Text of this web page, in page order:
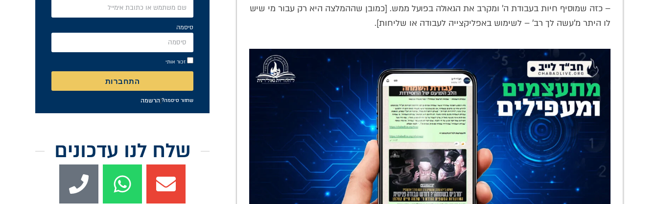
– כזה שמוסיף חיות בעבודת ה' ומקרב את הגאולה בפועל ממש. [כמובן שההמלצה היא רק עבור מי שיש
לו היתר מ'עשה לך רב' – לשימוש באפליקצייה לעבודה או שליחות].
סיסמה
זכור אותי
התחברות
שחזור סיסמה?|הרשמה
שלח לנו עדכונים